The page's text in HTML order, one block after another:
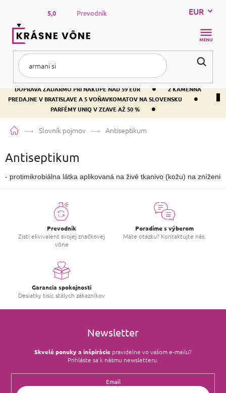
obsah
DOPRAVA ZADARMO PRI NÁKUPE NAD 59 EUR •
2 KAMENNÁ
PREDAJNE V BRATISLAVE A 5 VOŇAVKOMATOV NA SLOVENSKU
•
PARFÉMY UNIQ V ZĽAVE AŽ 50 % •
5,0 Prevodník EUR
DomovSlovník pojmov Antiseptikum
Antiseptikum
- protimikrobiálna látka aplikovaná na živé tkanivo (kožu) na
Prevodník
Zisti ekvivalent svojej značkovej
vône
Poradíme s výberom
Máte otázku? Kontaktujte nás.
Garancia spokojnosti
Desiatky tisíc stálych zákazníkov
Newsletter
Skvelé ponuky a inšpirácie pravidelne vo vašom e‑mailu?
Prihláste sa k nášmu newsletteru.
Email